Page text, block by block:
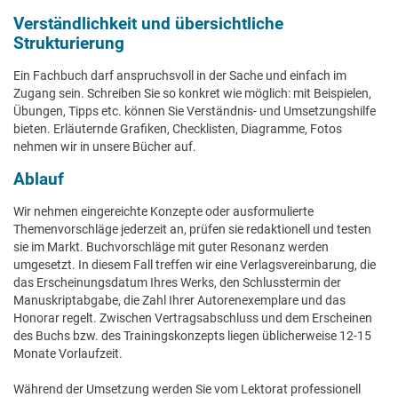
Verständlichkeit und übersichtliche
Strukturierung
Ein Fachbuch darf anspruchsvoll in der Sache und einfach im
Zugang sein. Schreiben Sie so konkret wie möglich: mit Beispielen,
Übungen, Tipps etc. können Sie Verständnis- und Umsetzungshilfe
bieten. Erläuternde Grafiken, Checklisten, Diagramme, Fotos
nehmen wir in unsere Bücher auf.
Ablauf
Wir nehmen eingereichte Konzepte oder ausformulierte
Themenvorschläge jederzeit an, prüfen sie redaktionell und testen
sie im Markt. Buchvorschläge mit guter Resonanz werden
umgesetzt. In diesem Fall treffen wir eine Verlagsvereinbarung, die
das Erscheinungsdatum Ihres Werks, den Schlusstermin der
Manuskriptabgabe, die Zahl Ihrer Autorenexemplare und das
Honorar regelt. Zwischen Vertragsabschluss und dem Erscheinen
des Buchs bzw. des Trainingskonzepts liegen üblicherweise 12-15
Monate Vorlaufzeit.
Während der Umsetzung werden Sie vom Lektorat professionell